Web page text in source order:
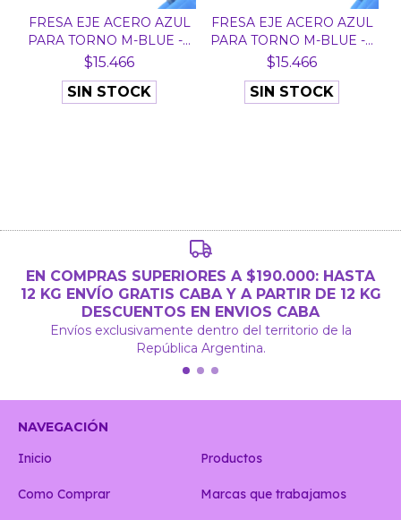
FRESA EJE ACERO AZUL
PARA TORNO M-BLUE -...
$15.466
SIN STOCK
FRESA EJE ACERO AZUL
PARA TORNO M-BLUE -...
$15.466
SIN STOCK
EN COMPRAS SUPERIORES A $190.000: HASTA
12 KG ENVÍO GRATIS CABA Y A PARTIR DE 12 KG
DESCUENTOS EN ENVIOS CABA
Envíos exclusivamente dentro del territorio de la
República Argentina.
NAVEGACIÓN
Inicio
Productos
Como Comprar Marcas que trabajamos